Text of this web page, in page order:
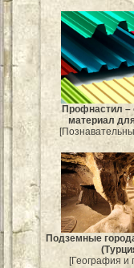
Профнастил –
материал
Подземные
[География и